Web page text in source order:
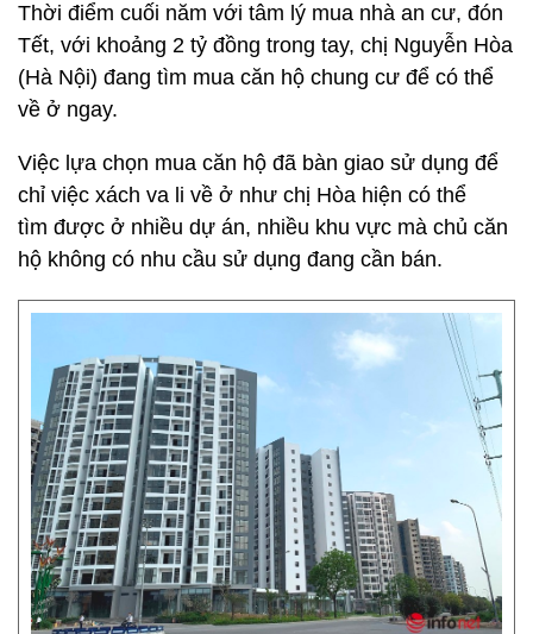
Thời điểm cuối năm với tâm lý mua nhà an cư, đón
Tết, với khoảng 2 tỷ đồng trong tay, chị Nguyễn Hòa
(Hà Nội) đang tìm mua căn hộ chung cư để có thể
về ở ngay.
Việc lựa chọn mua căn hộ đã bàn giao sử dụng để
chỉ việc xách va li về ở như chị Hòa hiện có thể
tìm được ở nhiều dự án, nhiều khu vực mà chủ căn
hộ không có nhu cầu sử dụng đang cần bán.